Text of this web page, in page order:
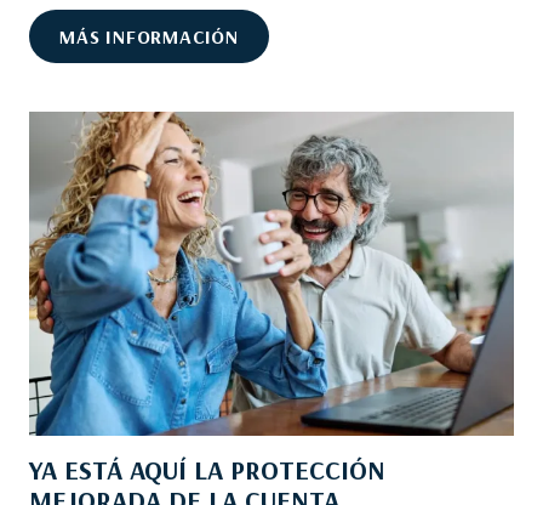
MÁS INFORMACIÓN
Q
M
S
D
E
B
E
R
Í
A
YA ESTÁ AQUÍ LA PROTECCIÓN